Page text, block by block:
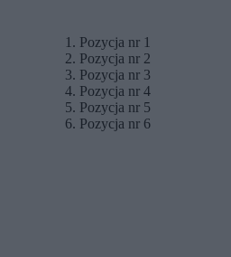
Pozycja nr 1
Pozycja nr 2
Pozycja nr 3
Pozycja nr 4
Pozycja nr 5
Pozycja nr 6